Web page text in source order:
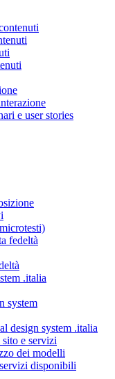
e user stories
fedeltà
.italia
system
design system .italia
e servizi
dei modelli
disponibili